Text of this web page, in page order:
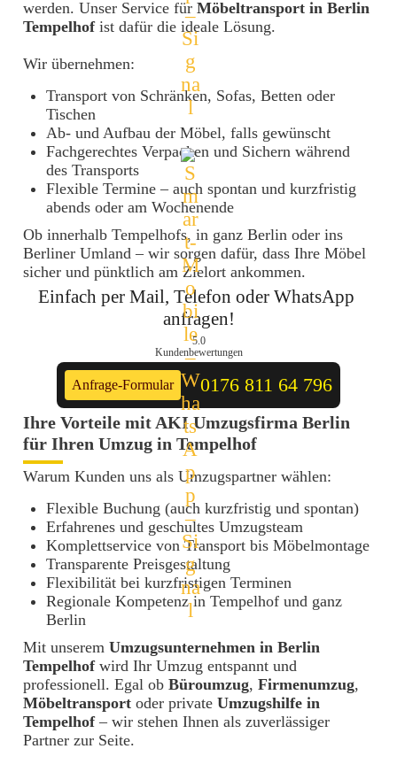
werden. Unser Service für Möbeltransport in Berlin
Tempelhofist dafür die ideale Lösung.
Wir übernehmen:
Transport von Schränken, Sofas, Betten oder
Tischen
Ab- und Aufbau der Möbel, falls gewünscht
Fachgerechtes Verpacken und Sichern während
des Transports
Flexible Termine – auch spontan und kurzfristig
abends oder am Wochenende
Ob innerhalb Tempelhofs, in ganz Berlin oder ins
Berliner Umland – wir sorgen dafür, dass Ihre Möbel
sicher und pünktlich am Zielort ankommen.
Einfach per Mail, Telefon oder WhatsApp
anfragen!
5.0
Kundenbewertungen
Anfrage-Formular 0176 811 64 796
Ihre Vorteile mit AKI Umzugsfirma Berlin
für Ihren Umzug in Tempelhof
Warum Kunden uns als Umzugspartner wählen:
Flexible Buchung (auch kurzfristig und spontan)
Erfahrenes und geschultes Umzugsteam
Komplettservice von Transport bis Möbelmontage
Transparente Preisgestaltung
Flexibilität bei kurzfristigen Terminen
Regionale Kompetenz in Tempelhof und ganz
Berlin
Mit unserem Umzugsunternehmen in Berlin
Tempelhofwird Ihr Umzug entspannt und
professionell. Egal ob Büroumzug, Firmenumzug,
Möbeltransportoder private Umzugshilfe in
Tempelhof– wir stehen Ihnen als zuverlässiger
Partner zur Seite.